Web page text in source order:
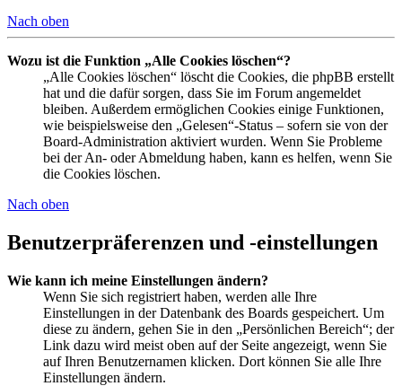
Nach oben
Wozu ist die Funktion „Alle Cookies löschen“?
„Alle Cookies löschen“ löscht die Cookies, die phpBB erstellt
hat und die dafür sorgen, dass Sie im Forum angemeldet
bleiben. Außerdem ermöglichen Cookies einige Funktionen,
wie beispielsweise den „Gelesen“-Status – sofern sie von der
Board-Administration aktiviert wurden. Wenn Sie Probleme
bei der An- oder Abmeldung haben, kann es helfen, wenn Sie
die Cookies löschen.
Nach oben
Benutzerpräferenzen und -einstellungen
Wie kann ich meine Einstellungen ändern?
Wenn Sie sich registriert haben, werden alle Ihre
Einstellungen in der Datenbank des Boards gespeichert. Um
diese zu ändern, gehen Sie in den „Persönlichen Bereich“; der
Link dazu wird meist oben auf der Seite angezeigt, wenn Sie
auf Ihren Benutzernamen klicken. Dort können Sie alle Ihre
Einstellungen ändern.